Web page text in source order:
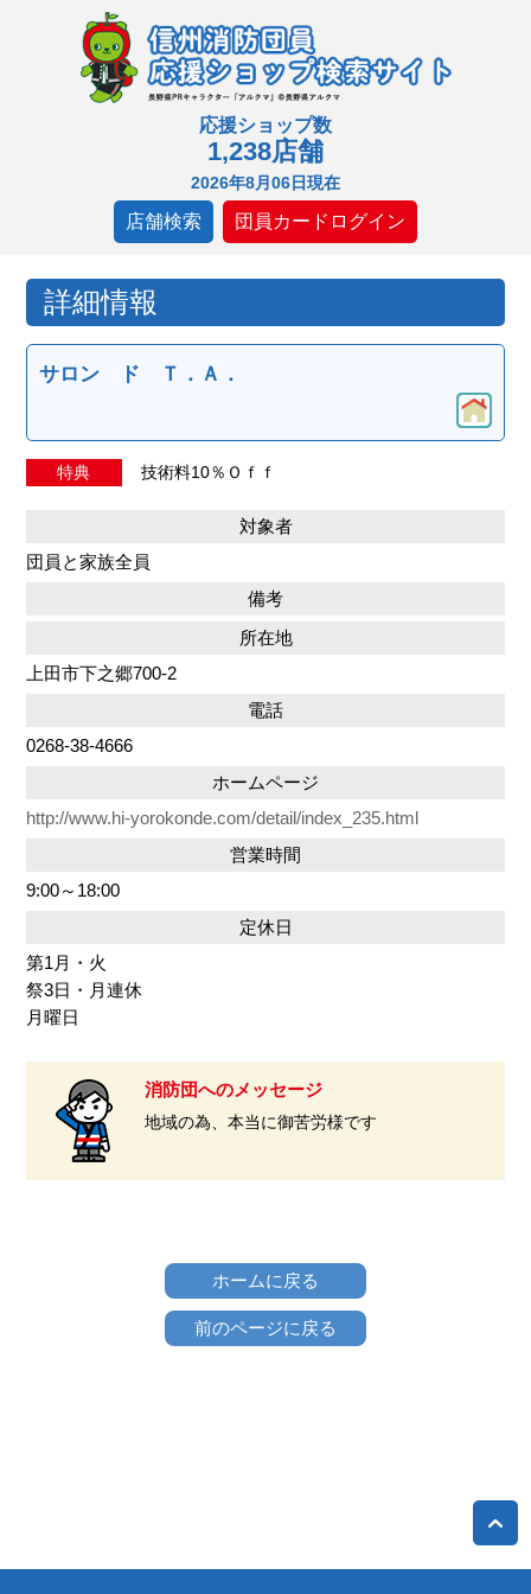
応援ショップ数
1,238店舗
2026年8月06日現在
店舗検索 団員カードログイン
詳細情報
サロン ド Ｔ．Ａ．
特典 技術料10％Ｏｆｆ
対象者
団員と家族全員
備考
所在地
上田市下之郷700-2
電話
0268-38-4666
ホームページ
http://www.hi-yorokonde.com/detail/index_235.html
営業時間
9:00～18:00
定休日
第1月・火
祭3日・月連休
月曜日
消防団へのメッセージ
地域の為、本当に御苦労様です
ホームに戻る
前のページに戻る